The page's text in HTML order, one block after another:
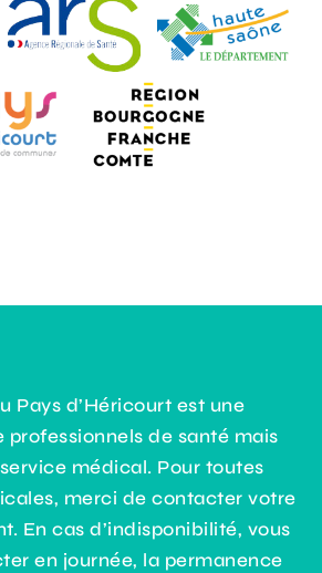
Pays d’Héricourt est une
professionnels de santé mais
service médical. Pour toutes
merci de contacter votre
En cas d’indisponibilité, vous
en journée, la permanence